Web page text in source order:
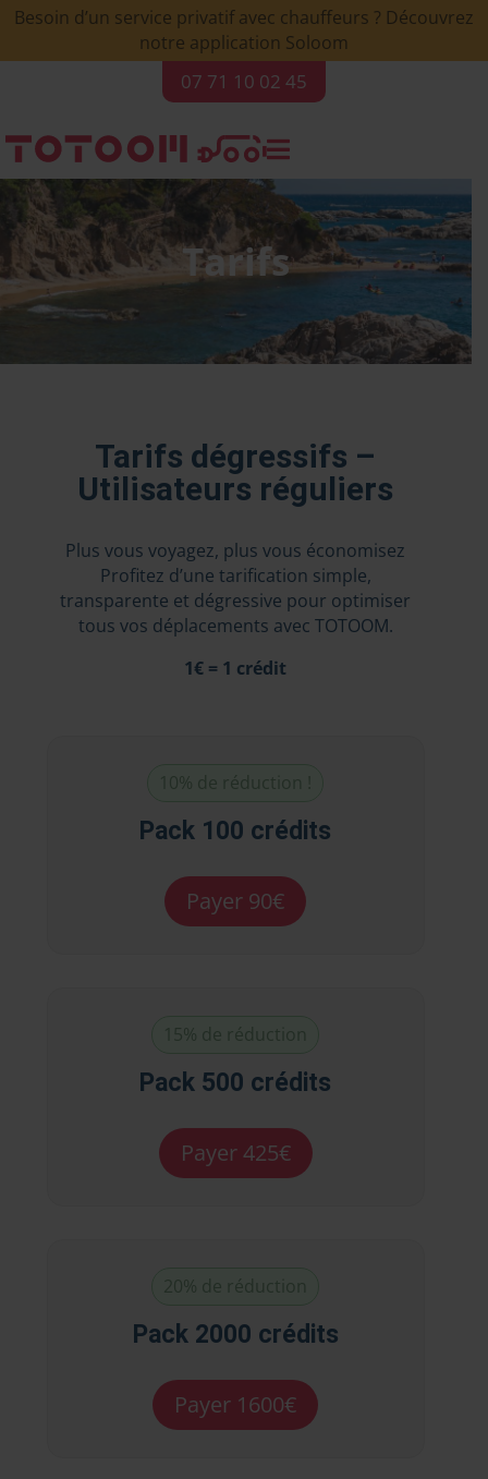
Besoin d’un service privatif avec chauffeurs ? Découvrez
notre application Soloom
07 71 10 02 45

Tarifs
Tarifs dégressifs –
Utilisateurs réguliers
Plus vous voyagez, plus vous économisez
Profitez d’une tarification simple,
transparente et dégressive pour optimiser
tous vos déplacements avec TOTOOM.
1€ = 1 crédit
Pack 100 crédits
Payer 90€
Pack 500 crédits
Payer 425€
Pack 2000 crédits
Payer 1600€